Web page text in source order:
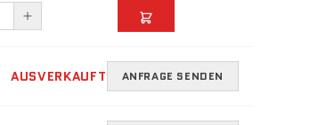
AUSVERKAUFT ANFRAGE SENDEN